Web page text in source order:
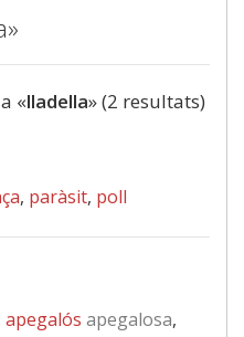
«lladella» (2 resultats)
, paràsit, poll
apegalós apegalosa,